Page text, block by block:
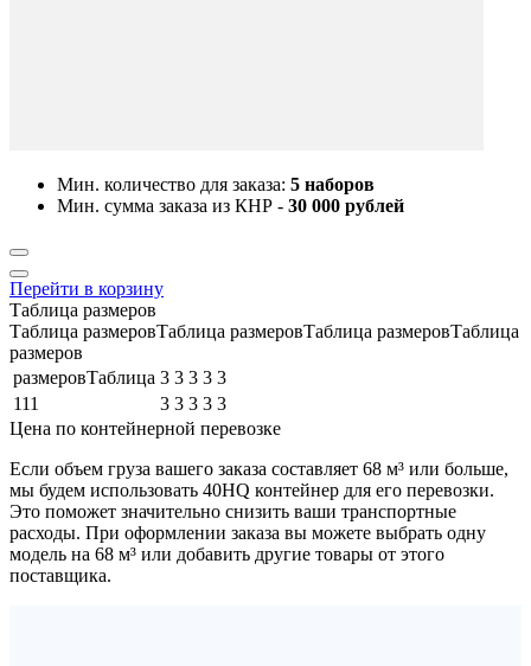
Мин. количество для заказа: 5 наборов
Мин. сумма заказа из КНР - 30 000 рублей
Перейти в корзину
Таблица размеров
Таблица размеровТаблица размеровТаблица размеровТаблица
размеров
размеровТаблица 3 3 3 3 3
111
3 3 3 3 3
Цена по контейнерной перевозке
Если объем груза вашего заказа составляет 68 м³ или больше,
мы будем использовать 40HQ контейнер для его перевозки.
Это поможет значительно снизить ваши транспортные
расходы. При оформлении заказа вы можете выбрать одну
модель на 68 м³ или добавить другие товары от этого
поставщика.